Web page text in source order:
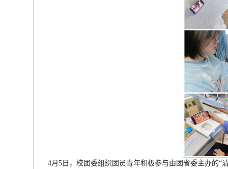
4月5日，校团委组织团员青年积极参与由团省委主办的“